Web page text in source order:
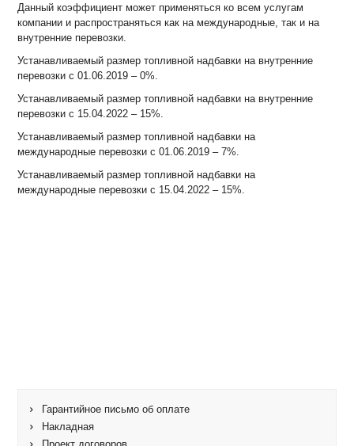
Данный коэффициент может применяться ко всем услугам
компании и распространяться как на международные, так и на
внутренние перевозки.
Устанавливаемый размер топливной надбавки на внутренние
перевозки с 01.06.2019 – 0%.
Устанавливаемый размер топливной надбавки на внутренние
перевозки с 15.04.2022 – 15%.
Устанавливаемый размер топливной надбавки на
международные перевозки с 01.06.2019 – 7%.
Устанавливаемый размер топливной надбавки на
международные перевозки с 15.04.2022 – 15%.
Гарантийное письмо об оплате
Накладная